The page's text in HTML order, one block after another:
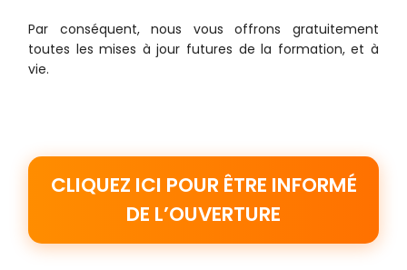
Par conséquent, nous vous offrons gratuitement
toutes les mises à jour futures de la formation, et à
vie.
CLIQUEZ ICI POUR ÊTRE INFORMÉ
DE L’OUVERTURE